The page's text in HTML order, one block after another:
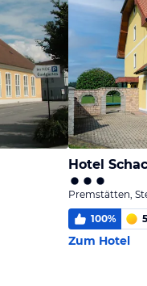
Hotel
Premstätten,
100%
Zum Hotel